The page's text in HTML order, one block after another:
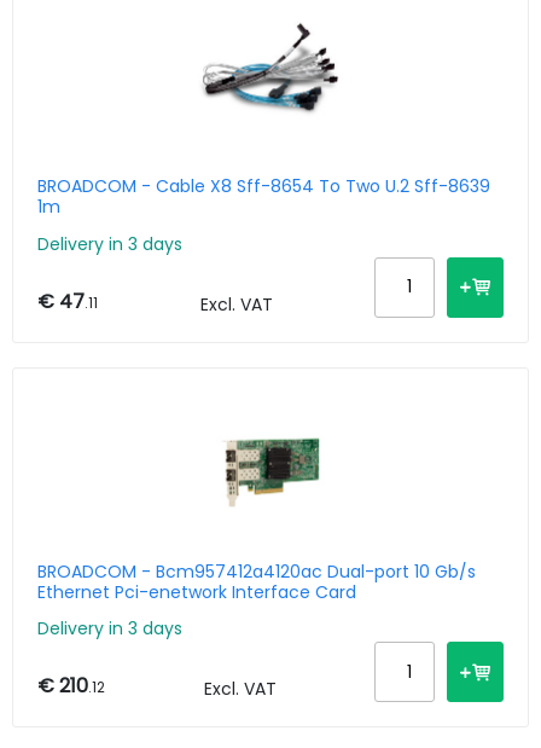
BROADCOM - Cable X8 Sff-8654 To Two U.2 Sff-8639
1m
Delivery in 3 days
€ 47.11 Excl. VAT
BROADCOM - Bcm957412a4120ac Dual-port 10 Gb/s
Ethernet Pci-enetwork Interface Card
Delivery in 3 days
€ 210.12 Excl. VAT